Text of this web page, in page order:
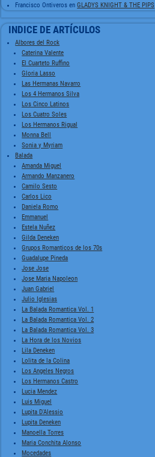
Francisco Ontiveros enGLADYS KNIGHT & THE PIPS
INDICE DE ARTÍCULOS
Albores del Rock
Caterina Valente
El Cuarteto Ruffino
Gloria Lasso
Las Hermanas Navarro
Los 4 Hermanos Silva
Los Cinco Latinos
Los Cuatro Soles
Los Hermanos Rigual
Monna Bell
Sonia y Myriam
Balada
Amanda Miguel
Armando Manzanero
Camilo Sesto
Carlos Lico
Daniela Romo
Emmanuel
Estela Nuñez
Gilda Deneken
Grupos Romanticos de los 70s
Guadalupe Pineda
Jose Jose
Jose Maria Napoleon
Juan Gabriel
Julio Iglesias
La Balada Romantica Vol. 1
La Balada Romantica Vol. 2
La Balada Romantica Vol. 3
La Hora de los Novios
Lila Deneken
Lolita de la Colina
Los Angeles Negros
Los Hermanos Castro
Lucia Mendez
Luis Miguel
Lupita D'Alessio
Lupita Deneken
Manoella Torres
Maria Conchita Alonso
Mocedades